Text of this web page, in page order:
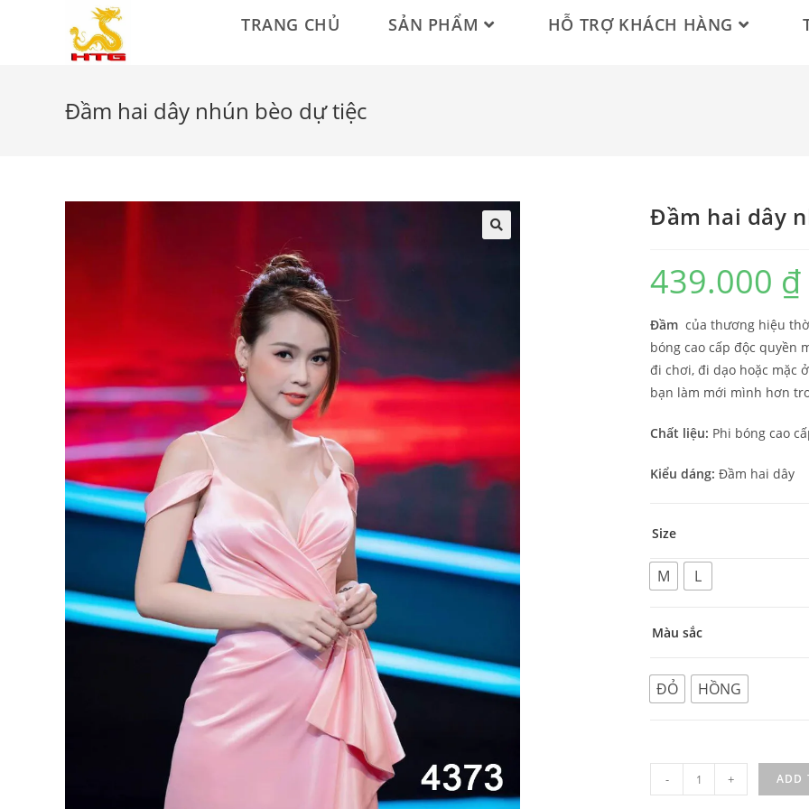
TRANG CHỦ SẢN PHẨM HỖ TRỢ KHÁCH HÀNG
Đầm hai dây nhún bèo dự tiệc
Đầm hai dây
439.000 ₫
Đầm của thương hiệu
bóng cao cấp độc quyền
đi chơi, đi dạo hoặc mặc
bạn làm mới mình hơn
Chất liệu: Phi bóng cao
Kiểu dáng: Đầm hai dây
Size
M L
Màu sắc
ĐỎ HỒNG
- + ADD